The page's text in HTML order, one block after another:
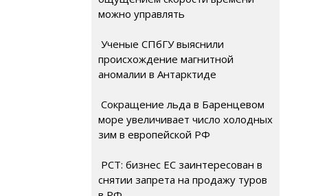
можно управлять
Ученые СПбГУ выяснили
происхождение магнитной
аномалии в Антарктиде
Сокращение льда в Баренцевом
море увеличивает число холодных
зим в европейской РФ
РСТ: бизнес ЕС заинтересован в
снятии запрета на продажу туров